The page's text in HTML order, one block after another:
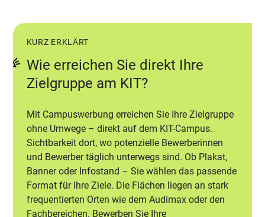
KURZ ERKLÄRT
Wie erreichen Sie direkt Ihre
Zielgruppe am KIT?
Mit Campuswerbung erreichen Sie Ihre Zielgruppe
ohne Umwege – direkt auf dem KIT-Campus.
Sichtbarkeit dort, wo potenzielle Bewerberinnen
und Bewerber täglich unterwegs sind. Ob Plakat,
Banner oder Infostand – Sie wählen das passende
Format für Ihre Ziele. Die Flächen liegen an stark
frequentierten Orten wie dem Audimax oder den
Fachbereichen. Bewerben Sie Ihre